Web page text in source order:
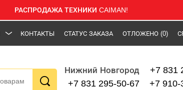
РАСПРОДАЖА ТЕХНИКИ CAIMAN!
КОНТАКТЫ СТАТУС ЗАКАЗА ОТЛОЖЕНО (0)
Нижний Новгород
+7 831 295-50-67
+7 831
+7 910-